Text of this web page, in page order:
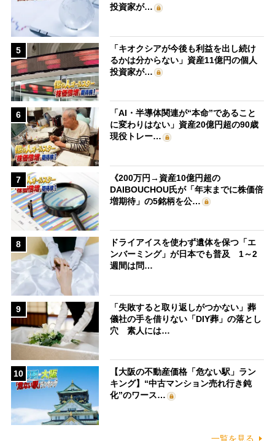
投資家が…
5
「キオクシアが今後も利益を出し続け
るかは分からない」資産11億円の個人
投資家が…
6
「AI・半導体関連が“本命”であること
に変わりはない」資産20億円超の90歳
現役トレー…
7
《200万円→資産10億円超の
DAIBOUCHOU氏が「年末までに株価倍
増期待」の5銘柄を公…
8
ドライアイスを使わず遺体を保つ「エ
ンバーミング」が日本でも普及 1～2
週間は問…
9
「失敗すると取り返しがつかない」葬
儀社の手を借りない「DIY葬」の落とし
穴 素人には…
10
【大阪の不動産価格「危ない駅」ラン
キング】“中古マンション売れ行き鈍
化”のワース…
一覧を見る